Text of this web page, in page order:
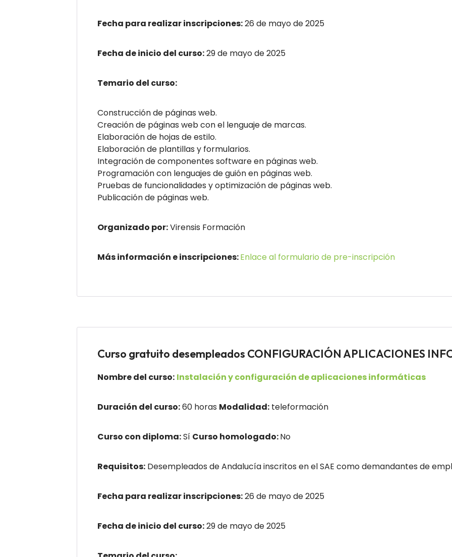
Fecha para realizar inscripciones:26 de mayo de 2025
Fecha de inicio del curso:29 de mayo de 2025
Temario del curso:
Construcción de páginas web.
Creación de páginas web con el lenguaje de marcas.
Elaboración de hojas de estilo.
Elaboración de plantillas y formularios.
Integración de componentes software en páginas web.
Programación con lenguajes de guión en páginas web.
Pruebas de funcionalidades y optimización de páginas web.
Publicación de páginas web.
Organizado por:Virensis Formación
Más información e inscripciones:Enlace al formulario de pre-inscripción
Curso gratuito desempleados CONFIGURACIÓN APLICACIONES
Nombre del curso: Instalación y configuración de aplicaciones informáticas
Duración del curso:60 horas Modalidad: teleformación
Curso con diploma:Sí Curso homologado:No
Requisitos: Desempleados de Andalucía inscritos en el SAE como demandantes de
Fecha para realizar inscripciones:26 de mayo de 2025
Fecha de inicio del curso:29 de mayo de 2025